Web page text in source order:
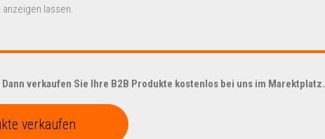
lassen.
verkaufen Sie Ihre B2B Produkte kostenlos bei uns im Marektplatz.
verkaufen